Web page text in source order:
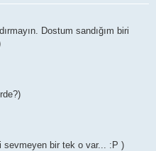
Dostum sandığım biri
sevmeyen bir tek o var... :P )